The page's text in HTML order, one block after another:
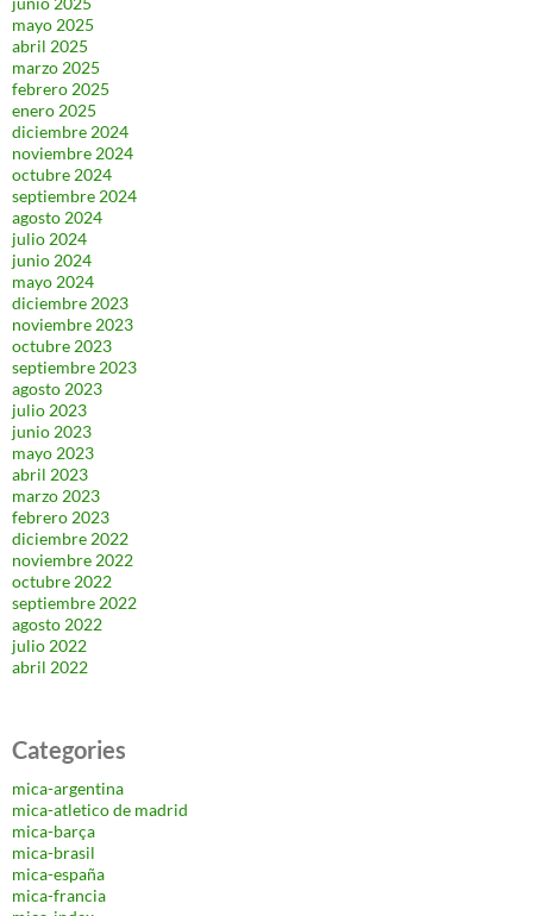
mayo 2025
abril 2025
marzo 2025
febrero 2025
enero 2025
diciembre 2024
noviembre 2024
octubre 2024
septiembre 2024
agosto 2024
julio 2024
junio 2024
mayo 2024
diciembre 2023
noviembre 2023
octubre 2023
septiembre 2023
agosto 2023
julio 2023
junio 2023
mayo 2023
abril 2023
marzo 2023
febrero 2023
diciembre 2022
noviembre 2022
octubre 2022
septiembre 2022
agosto 2022
julio 2022
abril 2022
Categories
mica-argentina
mica-atletico de madrid
mica-barça
mica-brasil
mica-españa
mica-francia